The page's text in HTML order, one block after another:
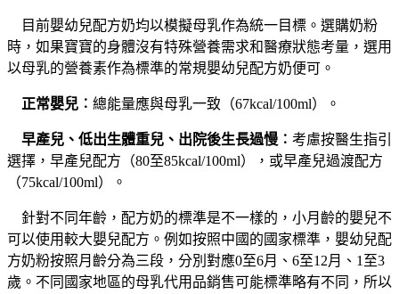
目前嬰幼兒配方奶均以模擬母乳作為統一目標。選購奶粉
時，如果寶寶的身體沒有特殊營養需求和醫療狀態考量，選用
以母乳的營養素作為標準的常規嬰幼兒配方奶便可。
正常嬰兒︰ 總能量應與母乳一致（67kcal/100ml）。
早產兒、低出生體重兒、出院後生長過慢︰ 考慮按醫生指引
選擇，早產兒配方（80至85kcal/100ml），或早產兒過渡配方
（75kcal/100ml）。
針對不同年齡，配方奶的標準是不一樣的，小月齡的嬰兒不
可以使用較大嬰兒配方。例如按照中國的國家標準，嬰幼兒配
方奶粉按照月齡分為三段，分別對應0至6月、6至12月、1至3
歲。不同國家地區的母乳代用品銷售可能標準略有不同，所以